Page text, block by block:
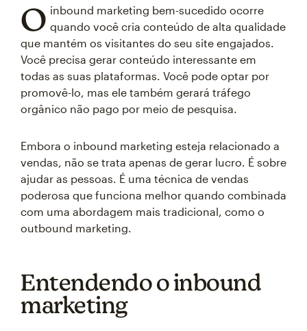
O inbound marketing bem-sucedido ocorre
quando você cria conteúdo de alta qualidade
que mantém os visitantes do seu site engajados.
Você precisa gerar conteúdo interessante em
todas as suas plataformas. Você pode optar por
promovê-lo, mas ele também gerará tráfego
orgânico não pago por meio de pesquisa.
Embora o inbound marketing esteja relacionado a
vendas, não se trata apenas de gerar lucro. É sobre
ajudar as pessoas. É uma técnica de vendas
poderosa que funciona melhor quando combinada
com uma abordagem mais tradicional, como o
outbound marketing.
Entendendo o inbound
marketing